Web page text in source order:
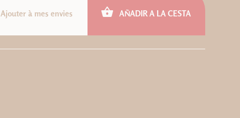
Ajouter à mes envies AÑADIR A LA CESTA